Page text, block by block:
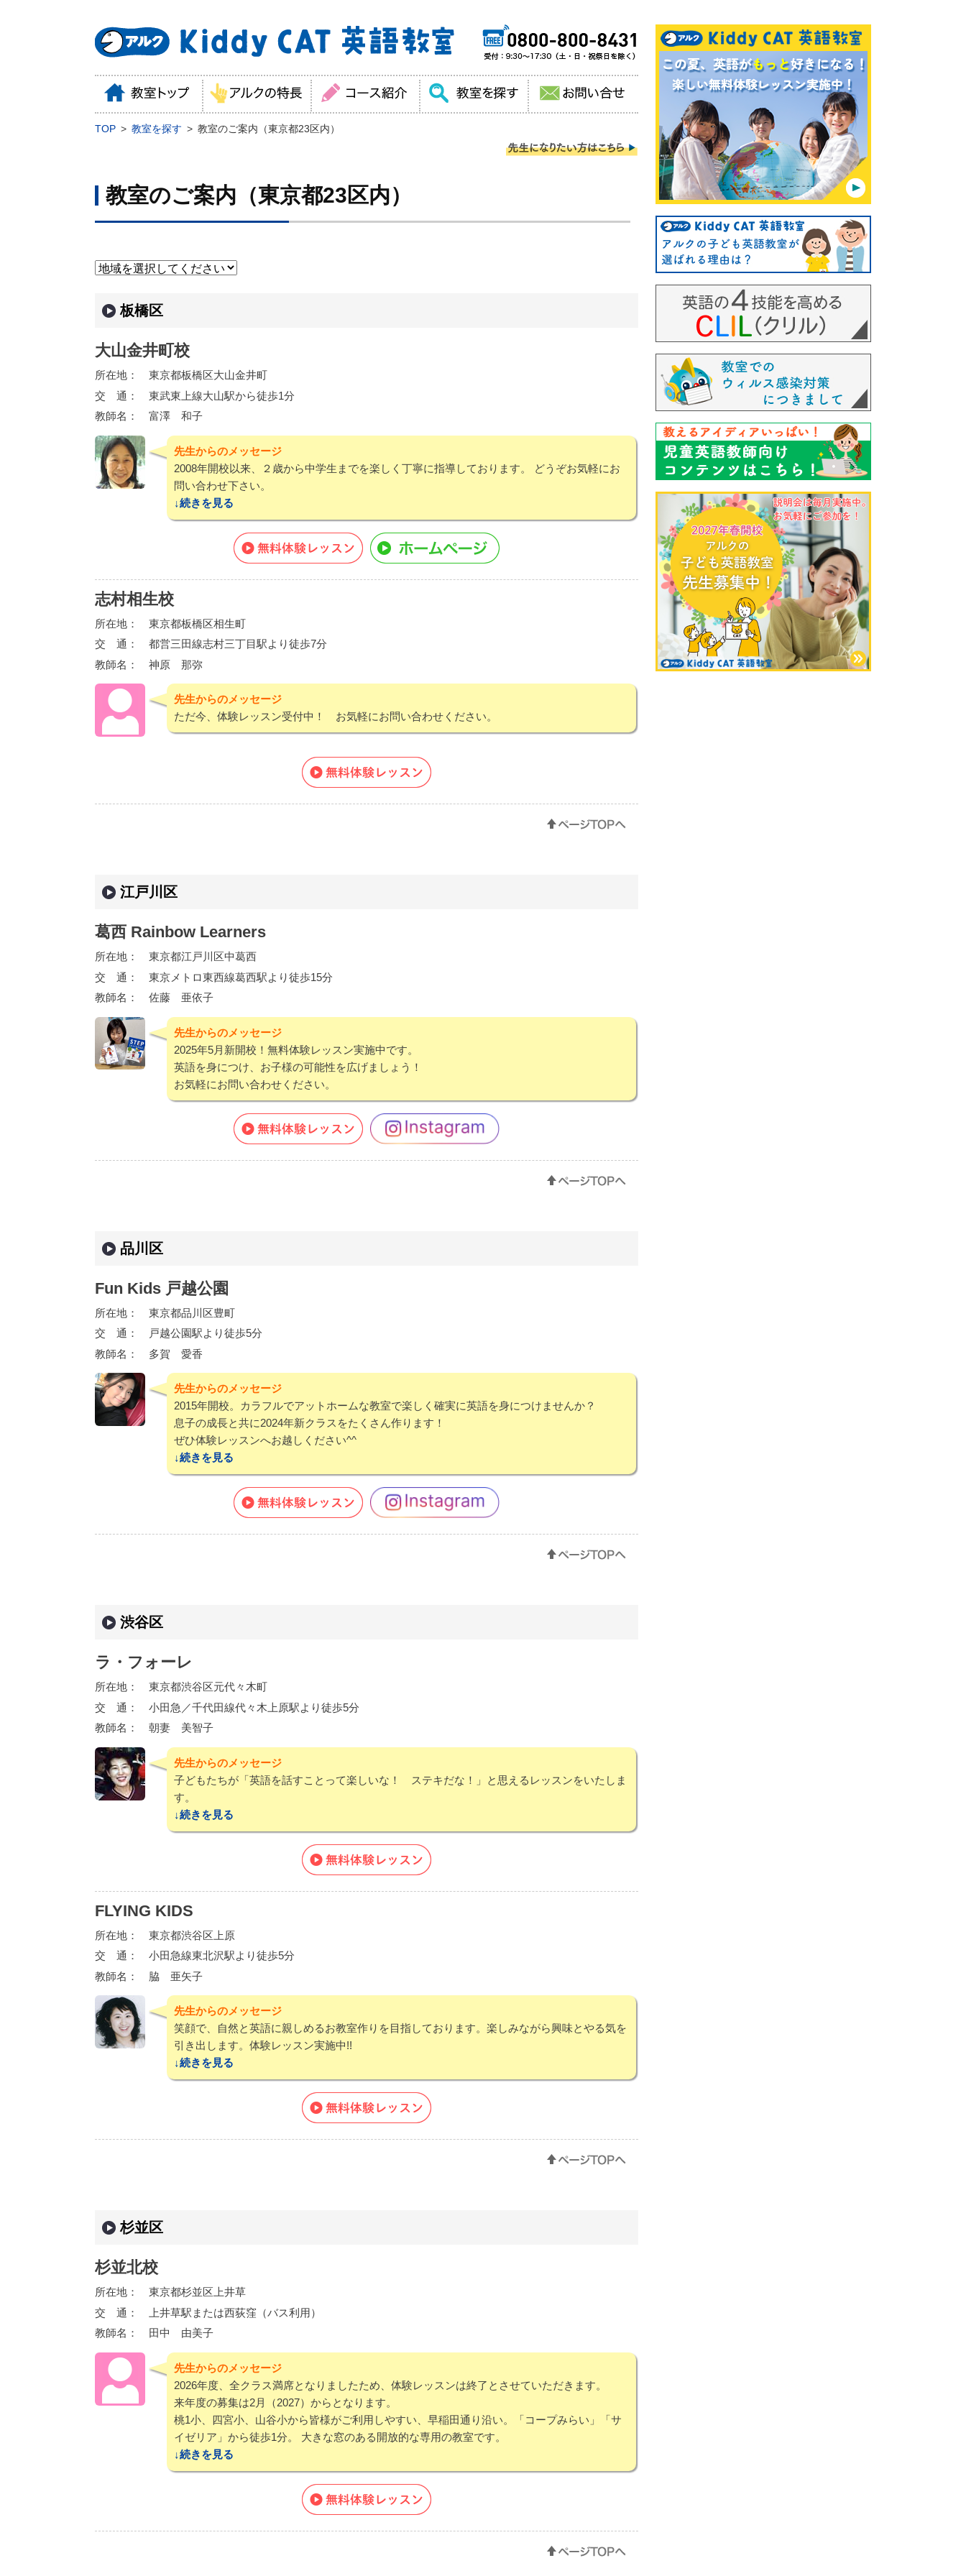
TOP 教室を探す 教室のご案内（東京都23区内）
教室のご案内（東京都23区内）
板橋区
大山金井町校
所在地：
東京都板橋区大山金井町
交 通：
東武東上線大山駅から徒歩1分
教師名：
富澤 和子
先生からのメッセージ
2008年開校以来、２歳から中学生までを楽しく丁寧に指導しております。 どうぞお気軽にお
問い合わせ下さい。
続き
志村相生校
所在地：
東京都板橋区相生町
交 通：
都営三田線志村三丁目駅より徒歩7分
教師名：
神原 那弥
先生からのメッセージ
ただ今、体験レッスン受付中！ お気軽にお問い合わせください。
江戸川区
葛西 Rainbow Learners
所在地：
東京都江戸川区中葛西
交 通：
東京メトロ東西線葛西駅より徒歩15分
教師名：
佐藤 亜依子
先生からのメッセージ
2025年5月新開校！無料体験レッスン実施中です。
英語を身につけ、お子様の可能性を広げましょう！
お気軽にお問い合わせください。
品川区
Fun Kids 戸越公園
所在地：
東京都品川区豊町
交 通：
戸越公園駅より徒歩5分
教師名：
多賀 愛香
先生からのメッセージ
2015年開校。カラフルでアットホームな教室で楽しく確実に英語を身につけませんか？
息子の成長と共に2024年新クラスをたくさん作ります！
ぜひ体験レッスンへお越しください^^
続き
渋谷区
ラ・フォーレ
所在地：
東京都渋谷区元代々木町
交 通：
小田急／千代田線代々木上原駅より徒歩5分
教師名：
朝妻 美智子
先生からのメッセージ
子どもたちが「英語を話すことって楽しいな！ ステキだな！」と思えるレッスンをいたしま
す。
続き
FLYING KIDS
所在地：
東京都渋谷区上原
交 通：
小田急線東北沢駅より徒歩5分
教師名：
脇 亜矢子
先生からのメッセージ
笑顔で、自然と英語に親しめるお教室作りを目指しております。楽しみながら興味とやる気を
引き出します。体験レッスン実施中!!
続き
杉並区
杉並北校
所在地：
東京都杉並区上井草
交 通：
上井草駅または西荻窪（バス利用）
教師名：
田中 由美子
先生からのメッセージ
2026年度、全クラス満席となりましたため、体験レッスンは終了とさせていただきます。
来年度の募集は2月（2027）からとなります。
桃1小、四宮小、山谷小から皆様がご利用しやすい、早稲田通り沿い。「コープみらい」「サ
イゼリア」から徒歩1分。 大きな窓のある開放的な専用の教室です。
続き